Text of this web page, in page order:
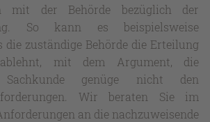
mit der Behörde bezüglich der
So kann es beispielsweise
die zuständige Behörde die Erteilung
mit dem Argument, die
Sachkunde genüge nicht den
Wir beraten Sie im
an die nachzuweisende